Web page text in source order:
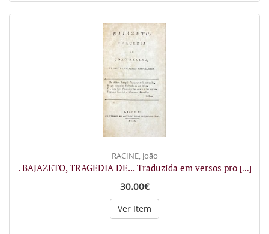
RACINE, João
. BAJAZETO, TRAGEDIA DE... Traduzida em versos pro [...]
30.00€
Ver Item